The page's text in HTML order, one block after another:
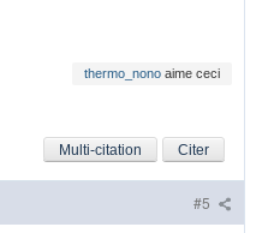
thermo_nono aime ceci
Citer
Multi-citation
#5